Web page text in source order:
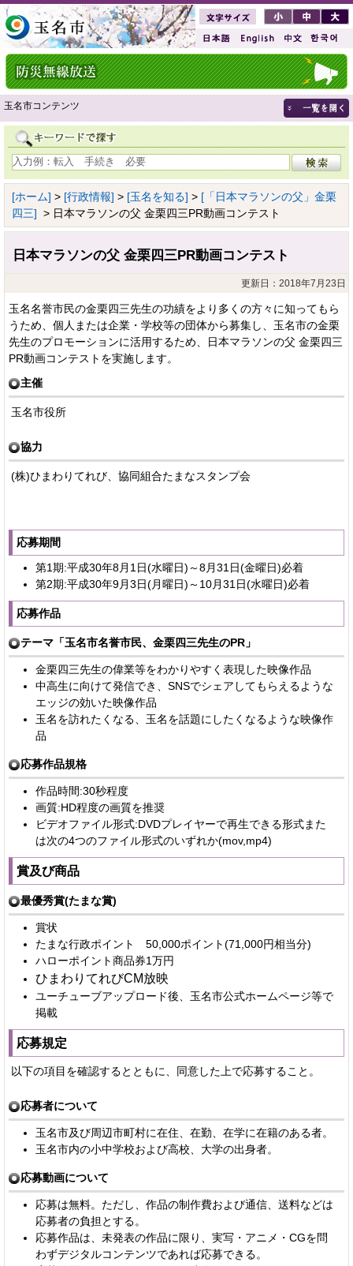
玉名市コンテンツ
[ホーム] > [行政情報] > [玉名を知る] > [「日本マラソンの父」金栗
四三] > 日本マラソンの父 金栗四三PR動画コンテスト
日本マラソンの父 金栗四三PR動画コンテスト
更新日：2018年7月23日
玉名名誉市民の金栗四三先生の功績をより多くの方々に知ってもら
うため、個人または企業・学校等の団体から募集し、玉名市の金栗
先生のプロモーションに活用するため、日本マラソンの父 金栗四三
PR動画コンテストを実施します。
主催
玉名市役所
協力
(株)ひまわりてれび、協同組合たまなスタンプ会
応募期間
第1期:平成30年8月1日(水曜日)～8月31日(金曜日)必着
第2期:平成30年9月3日(月曜日)～10月31日(水曜日)必着
応募作品
テーマ「玉名市名誉市民、金栗四三先生のPR」
金栗四三先生の偉業等をわかりやすく表現した映像作品
中高生に向けて発信でき、SNSでシェアしてもらえるような
エッジの効いた映像作品
玉名を訪れたくなる、玉名を話題にしたくなるような映像作
品
応募作品規格
作品時間:30秒程度
画質:HD程度の画質を推奨
ビデオファイル形式:DVDプレイヤーで再生できる形式また
は次の4つのファイル形式のいずれか(mov,mp4)
賞及び商品
最優秀賞(たまな賞)
賞状
たまな行政ポイント 50,000ポイント(71,000円相当分)
ハローポイント商品券1万円
ひまわりてれびCM放映
ユーチューブアップロード後、玉名市公式ホームページ等で
掲載
応募規定
以下の項目を確認するとともに、同意した上で応募すること。
応募者について
玉名市及び周辺市町村に在住、在勤、在学に在籍のある者。
玉名市内の小中学校および高校、大学の出身者。
応募動画について
応募は無料。ただし、作品の制作費および通信、送料などは
応募者の負担とする。
応募作品は、未発表の作品に限り、実写・アニメ・CGを問
わずデジタルコンテンツであれば応募できる。